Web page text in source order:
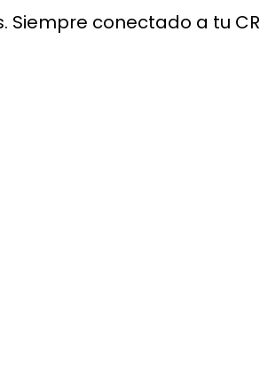
Siempre conectado a tu